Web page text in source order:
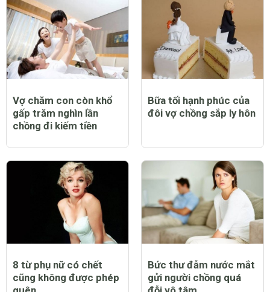
CHỦ ĐỀ LIÊN QUAN
Vợ chăm con còn khổ
gấp trăm nghìn lần
chồng đi kiếm tiền
đôi vợ chồng sắp ly hôn